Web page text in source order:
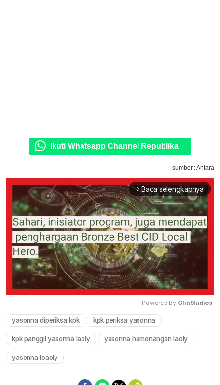
Ikuti Whatsapp Channel Republika
sumber : Antara
arrow_forward_ios Baca selengkapnya
Powered by GliaStudios
yasonna diperiksa kpk kpk periksa yasonna
kpk panggil yasonna laoly yasonna hamonangan laoly
yasonna loaoly